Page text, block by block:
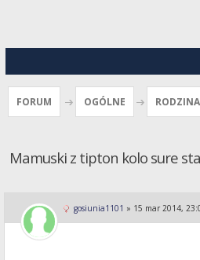
FORUM OGÓLNE
Mamuski z tipton kolo sure
gosiunia1101 » 15 mar 2014,